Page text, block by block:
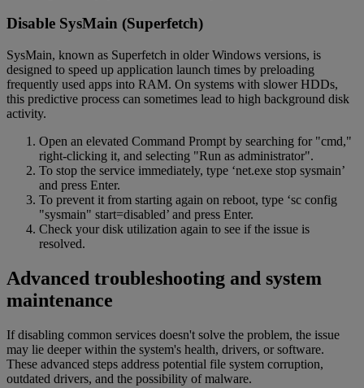
Disable SysMain (Superfetch)
SysMain, known as Superfetch in older Windows versions, is
designed to speed up application launch times by preloading
frequently used apps into RAM. On systems with slower HDDs,
this predictive process can sometimes lead to high background disk
activity.
Open an elevated Command Prompt by searching for "cmd,"
right-clicking it, and selecting "Run as administrator".
To stop the service immediately, type ‘net.exe stop sysmain’
and press Enter.
To prevent it from starting again on reboot, type ‘sc config
"sysmain" start=disabled’ and press Enter.
Check your disk utilization again to see if the issue is
resolved.
Advanced troubleshooting and system
maintenance
If disabling common services doesn't solve the problem, the issue
may lie deeper within the system's health, drivers, or software.
These advanced steps address potential file system corruption,
outdated drivers, and the possibility of malware.